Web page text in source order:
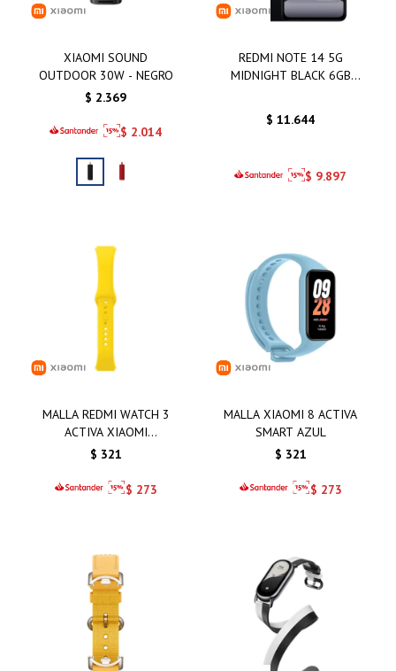
XIAOMI SOUND
OUTDOOR 30W - NEGRO
$ 2.369
$ 2.014
REDMI NOTE 14 5G
MIDNIGHT BLACK 6GB
$ 11.644
$ 9.897
MALLA REDMI WATCH 3
ACTIVA XIAOMI
AMARILLO
$ 321
$ 273
MALLA XIAOMI 8 ACTIVA
SMART AZUL
$ 321
$ 273